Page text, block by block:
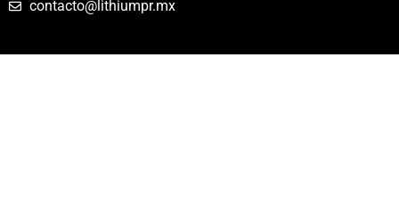
contacto@lithiumpr.mx